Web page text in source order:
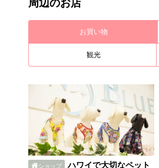
周辺のお店
お買い物
観光
ショップ
ハワイで大切なペット